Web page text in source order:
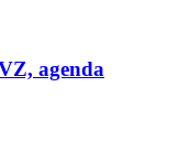
agenda